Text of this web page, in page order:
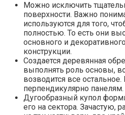
Можно исключить
поверхности. Важно
используются для того,
полностью. То есть они
основного и
конструкции.
Создается деревянная
выполнять роль основы,
возводится все
перпендикулярно панелям.
Дугообразный купол
его на сектора. Зачастую,